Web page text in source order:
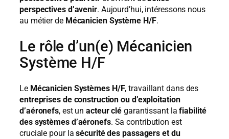
perspectives d’avenir. Aujourd’hui, intéressons nous
au métier de Mécanicien Système H/F.
Le rôle d’un(e) Mécanicien
Système H/F
Le Mécanicien Systèmes H/F, travaillant dans des
entreprises de construction ou d’exploitation
d’aéronefs, est unacteur clé garantissant la fiabilité
des systèmes d’aéronefs. Sa contribution est
cruciale pour lasécurité des passagers et du